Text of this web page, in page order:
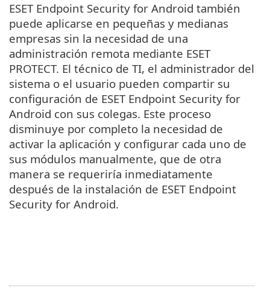
ESET Endpoint Security for Android también
puede aplicarse en pequeñas y medianas
empresas sin la necesidad de una
administración remota mediante ESET
PROTECT. El técnico de TI, el administrador del
sistema o el usuario pueden compartir su
configuración de ESET Endpoint Security for
Android con sus colegas. Este proceso
disminuye por completo la necesidad de
activar la aplicación y configurar cada uno de
sus módulos manualmente, que de otra
manera se requeriría inmediatamente
después de la instalación de ‎ESET Endpoint
Security for Android‎.